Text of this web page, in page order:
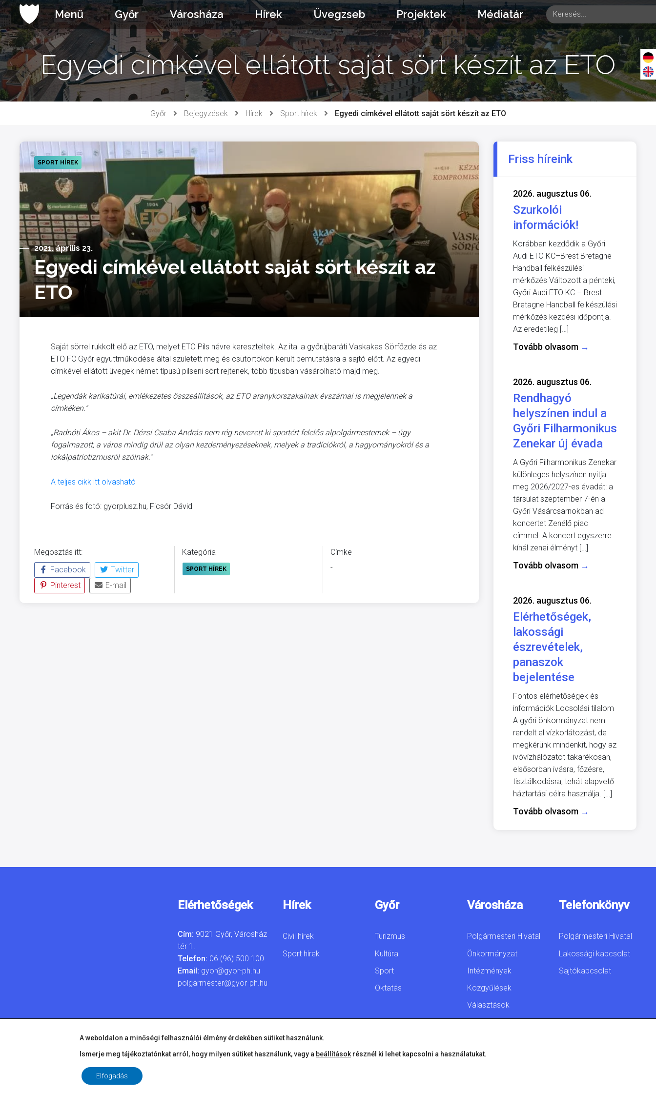
Ugrás
a
tartalomhoz
Menü Győr Városháza Hírek Üvegzseb Projektek Médiatár
Egyedi címkével ellátott saját sört készít az ETO
Győr Bejegyzések Hírek Sport hírek Egyedi címkével ellátott saját sört készít az ETO
SPORT HÍREK
2021. április 23.
Egyedi címkével ellátott saját sört készít az
ETO
Saját sörrel rukkolt elő az ETO, melyet ETO Pils névre kereszteltek. Az ital a győrújbaráti Vaskakas Sörfőzde és az
ETO FC Győr együttműködése által született meg és csütörtökön került bemutatásra a sajtó előtt. Az egyedi
címkével ellátott üvegek német típusú pilseni sört rejtenek, több típusban vásárolható majd meg.
„Legendák karikatúrái, emlékezetes összeállítások, az ETO aranykorszakainak évszámai is megjelennek a
címkéken.”
„Radnóti Ákos – akit Dr. Dézsi Csaba András nem rég nevezett ki sportért felelős alpolgármesternek – úgy
fogalmazott, a város mindig örül az olyan kezdeményezéseknek, melyek a tradíciókról, a hagyományokról és a
lokálpatriotizmusról szólnak.”
A teljes cikk itt olvasható
Forrás és fotó: gyorplusz.hu, Ficsór Dávid
Megosztás itt:
Facebook
Twitter
Pinterest
E-mail
Kategória
SPORT HÍREK
Címke
-
Friss híreink
2026. augusztus 06.
Szurkolói
információk!
Korábban kezdődik a Győri
Audi ETO KC–Brest Bretagne
Handball felkészülési
mérkőzés Változott a pénteki,
Győri Audi ETO KC – Brest
Bretagne Handball felkészülési
mérkőzés kezdési időpontja.
Az eredetileg […]
Tovább olvasom →
2026. augusztus 06.
Rendhagyó
helyszínen indul a
Győri Filharmonikus
Zenekar új évada
A Győri Filharmonikus Zenekar
különleges helyszínen nyitja
meg 2026/2027-es évadát: a
társulat szeptember 7-én a
Győri Vásárcsarnokban ad
koncertet Zenélő piac
címmel. A koncert egyszerre
kínál zenei élményt […]
Tovább olvasom →
2026. augusztus 06.
Elérhetőségek,
lakossági
észrevételek,
panaszok
bejelentése
Fontos elérhetőségek és
információk Locsolási tilalom
A győri önkormányzat nem
rendelt el vízkorlátozást, de
megkérünk mindenkit, hogy az
ivóvízhálózatot takarékosan,
elsősorban ivásra, főzésre,
tisztálkodásra, tehát alapvető
háztartási célra használja. […]
Tovább olvasom →
Elérhetőségek
Cím: 9021 Győr, Városház
tér 1.
Telefon: 06 (96) 500 100
Email: gyor@gyor-ph.hu
polgarmester@gyor-ph.hu
Hírek
Civil hírek
Sport hírek
Győr
Turizmus
Kultúra
Sport
Oktatás
Városháza
Polgármesteri Hivatal
Önkormányzat
Intézmények
Közgyűlések
Választások
Telefonkönyv
Polgármesteri Hivatal
Lakossági kapcsolat
Sajtókapcsolat
A weboldalon a minőségi felhasználói élmény érdekében sütiket használunk.
Ismerje meg tájékoztatónkat arról, hogy milyen sütiket használunk, vagy a beállítások résznél ki lehet kapcsolni a használatukat.
Elfogadás